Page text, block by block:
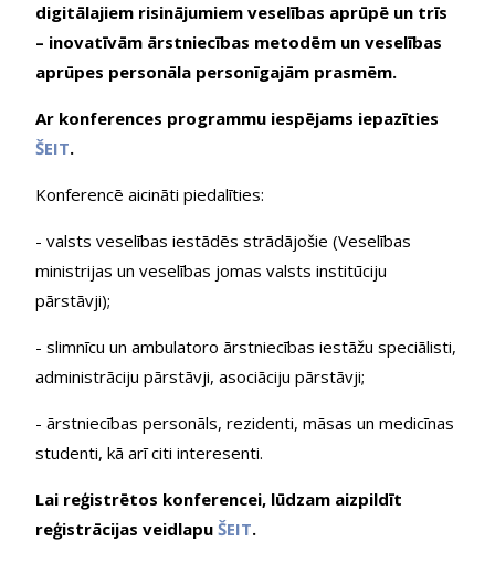
digitālajiem risinājumiem veselības aprūpē un trīs
– inovatīvām ārstniecības metodēm un veselības
aprūpes personāla personīgajām prasmēm.
Ar konferences programmu iespējams iepazīties
ŠEIT.
Konferencē aicināti piedalīties:
- valsts veselības iestādēs strādājošie (Veselības
ministrijas un veselības jomas valsts institūciju
pārstāvji);
- slimnīcu un ambulatoro ārstniecības iestāžu speciālisti,
administrāciju pārstāvji, asociāciju pārstāvji;
- ārstniecības personāls, rezidenti, māsas un medicīnas
studenti, kā arī citi interesenti.
Lai reģistrētos konferencei, lūdzam aizpildīt
reģistrācijas veidlapu ŠEIT.